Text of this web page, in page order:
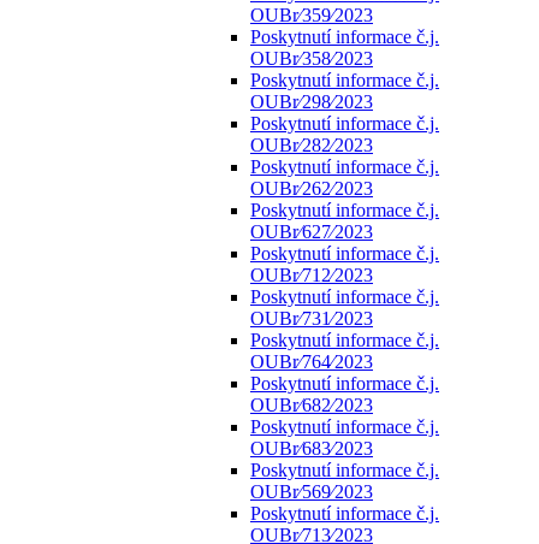
OUBr⁄359⁄2023
Poskytnutí informace č.j.
OUBr⁄358⁄2023
Poskytnutí informace č.j.
OUBr⁄298⁄2023
Poskytnutí informace č.j.
OUBr⁄282⁄2023
Poskytnutí informace č.j.
OUBr⁄262⁄2023
Poskytnutí informace č.j.
OUBr⁄627⁄2023
Poskytnutí informace č.j.
OUBr⁄712⁄2023
Poskytnutí informace č.j.
OUBr⁄731⁄2023
Poskytnutí informace č.j.
OUBr⁄764⁄2023
Poskytnutí informace č.j.
OUBr⁄682⁄2023
Poskytnutí informace č.j.
OUBr⁄683⁄2023
Poskytnutí informace č.j.
OUBr⁄569⁄2023
Poskytnutí informace č.j.
OUBr⁄713⁄2023